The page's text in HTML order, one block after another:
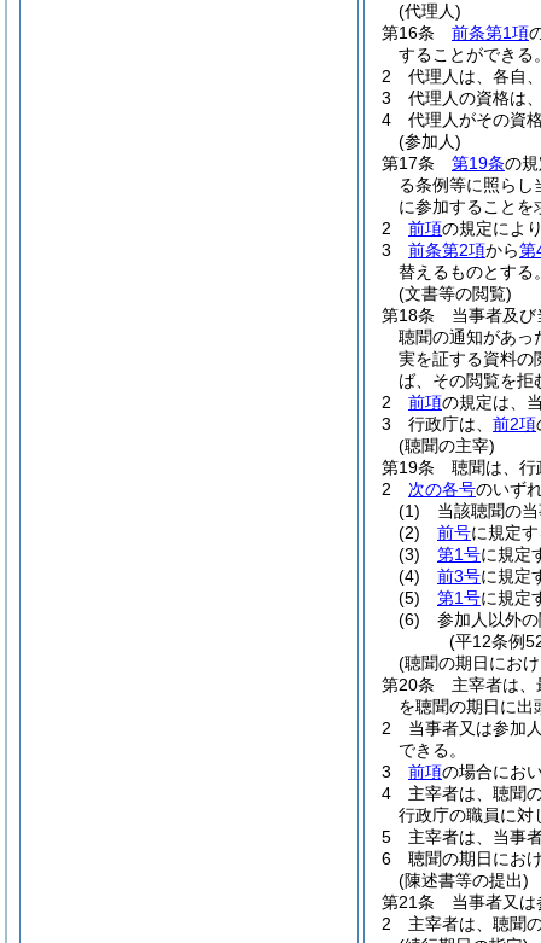
(代理人)
第16条
前条第1項
することができる
2
代理人は、各自
3
代理人の資格は
4
代理人がその資
(参加人)
第17条
第19条の
る条例等に照らし
に参加することを
2
前項の規定によ
3
前条第2項から第
替えるものとする
(文書等の閲覧)
第18条
当事者及
聴聞の通知があっ
実を証する資料の
ば、その閲覧を拒
2
前項の規定は、
3
行政庁は、 前2項
(聴聞の主宰)
第19条
聴聞は、行
2
次の各号のいず
(1)
当該聴聞の
(2)
前号に規定
(3)
第1号に規定
(4)
前3号に規定
(5)
第1号に規定
(6)
参加人以外
(平12条例
(聴聞の期日にお
第20条
主宰者は
を聴聞の期日に出
2
当事者又は参加
できる。
3
前項の場合にお
4
主宰者は、聴聞
行政庁の職員に対
5
主宰者は、当事
6
聴聞の期日にお
(陳述書等の提出)
第21条
当事者又
2
主宰者は、聴聞